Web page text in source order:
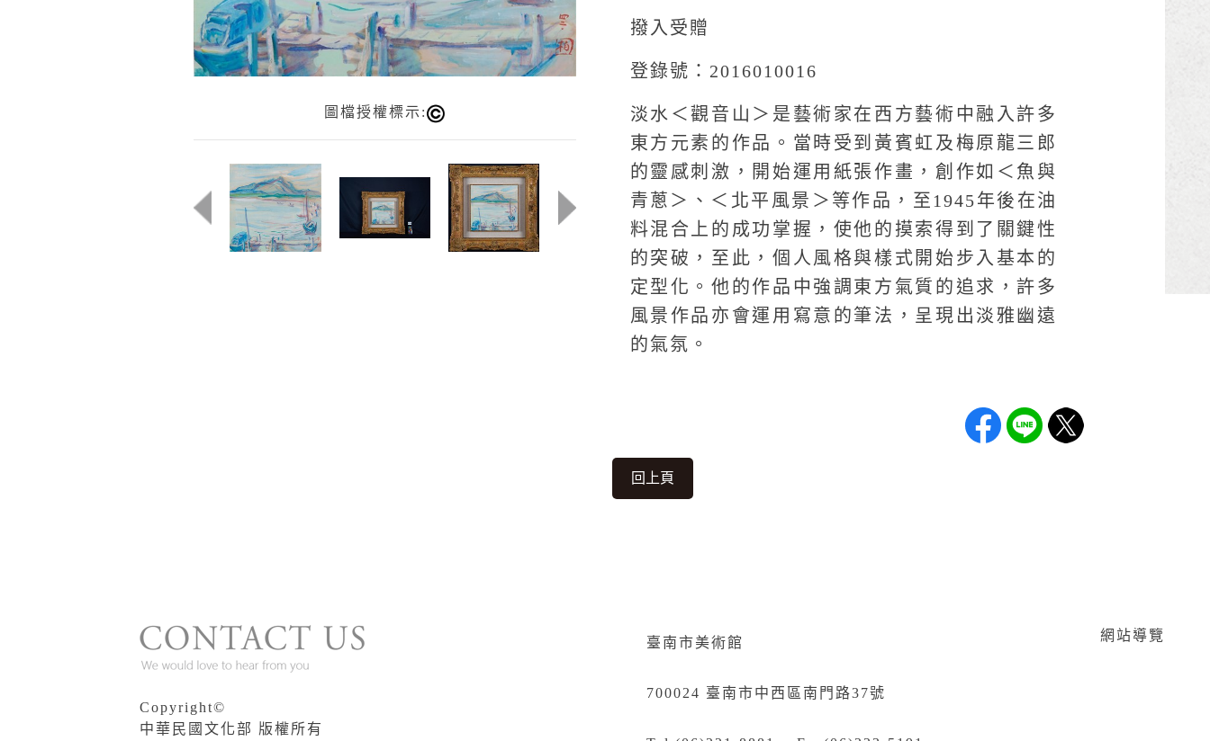
圖檔授權標示:
撥入受贈
登錄號：2016010016
淡水＜觀音山＞是藝術家在西方藝術中融入許多
東方元素的作品。當時受到黃賓虹及梅原龍三郎
的靈感刺激，開始運用紙張作畫，創作如＜魚與
青蔥＞、＜北平風景＞等作品，至1945年後在油
料混合上的成功掌握，使他的摸索得到了關鍵性
的突破，至此，個人風格與樣式開始步入基本的
定型化。他的作品中強調東方氣質的追求，許多
風景作品亦會運用寫意的筆法，呈現出淡雅幽遠
的氣氛。
回上頁
Copyright©
中華民國文化部 版權所有
臺南市美術館
700024 臺南市中西區南門路37號
網站導覽